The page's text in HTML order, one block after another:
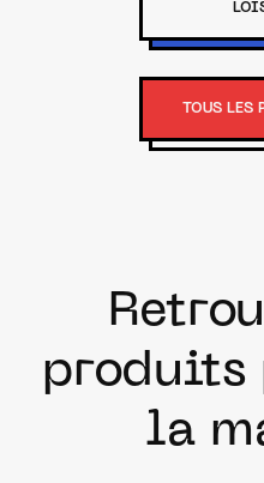
TOUS LES
produits
la